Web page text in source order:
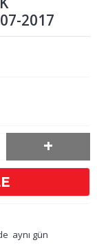
2017
+
aynı gün